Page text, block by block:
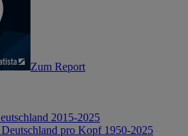
Zum Report
2015-2025
pro Kopf 1950-2025